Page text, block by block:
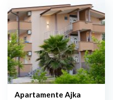
Apartamente Ajka